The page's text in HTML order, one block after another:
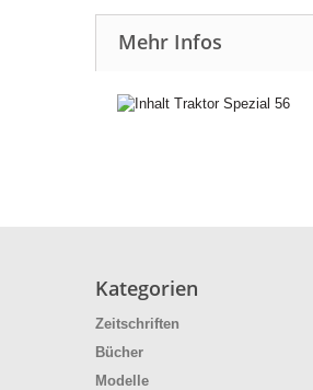
Mehr Infos
Kategorien
Zeitschriften
Bücher
Modelle